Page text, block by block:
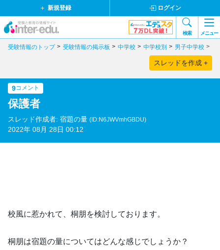
新規登録 ログイン
検索 メニュー
受験情報のトップ 受験情報の掲示板 中学校 中学校別 男子中学校
スレッドを作成 +
9コメント
保護者
スレッド作成者: 宿題の量 (ID:N6JWVmhGBDU)
2022年 08月 28日 00:12
校風に惹かれて、桐朋を検討しております。
桐朋は宿題の量についてはどんな感じでしょうか？